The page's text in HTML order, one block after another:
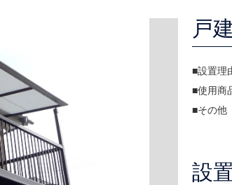
戸
■設置理
■使用商
■その他
設